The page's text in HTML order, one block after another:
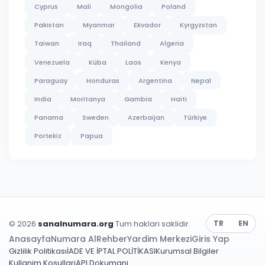
Cyprus
Mali Mongolia
Poland
Pakistan
Myanmar Ekvador
Kyrgyzstan
Taiwan
Iraq Thailand
Algeria
Venezuela
Küba Laos
Kenya
Paraguay
Honduras Argentina
Nepal
India
Moritanya Gambia
Haiti
Panama
Sweden Azerbaijan
Türkiye
Portekiz
Papua
© 2026 sanalnumara.org Tum haklari saklidir. TR EN
AnasayfaNumara AlRehberYardim MerkeziGiris Yap
Gizlilik PolitikasıİADE VE İPTAL POLİTİKASIKurumsal Bilgiler